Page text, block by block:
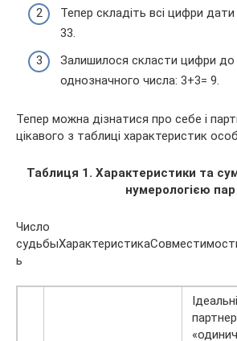
Тепер складіть всі цифри
33.
Залишилося скласти цифри
однозначного числа: 3+3= 9.
Тепер можна дізнатися про себе і
цікавого з таблиці характеристик
Таблиця 1. Характеристики та
нумерологією пар
Число
ь
Ідеальні